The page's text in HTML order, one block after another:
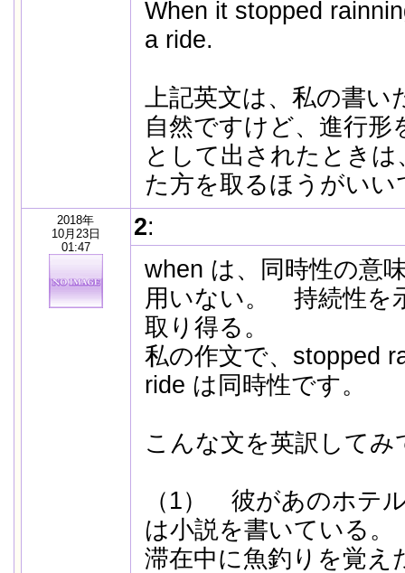
When it stopped
a ride.
上記英文は、私の書
自然ですけど、進行形
として出されたとき
た方を取るほうがいい
2018年
10月23日
01:47
2:
when は、同時性の意
用いない。 持続性を
取り得る。
私の作文で、stopped
ride は同時性です。
こんな文を英訳してみ
（1） 彼があのホテ
は小説を書いている
滞在中に魚釣りを覚